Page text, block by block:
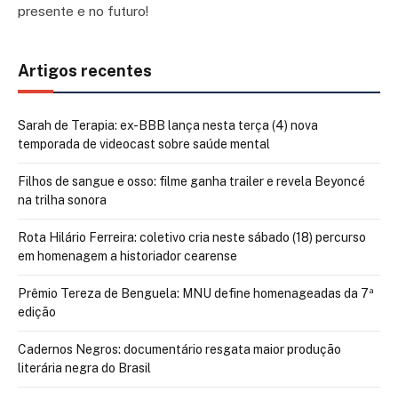
presente e no futuro!
Artigos recentes
Sarah de Terapia: ex-BBB lança nesta terça (4) nova
temporada de videocast sobre saúde mental
Filhos de sangue e osso: filme ganha trailer e revela Beyoncé
na trilha sonora
Rota Hilário Ferreira: coletivo cria neste sábado (18) percurso
em homenagem a historiador cearense
Prêmio Tereza de Benguela: MNU define homenageadas da 7ª
edição
Cadernos Negros: documentário resgata maior produção
literária negra do Brasil